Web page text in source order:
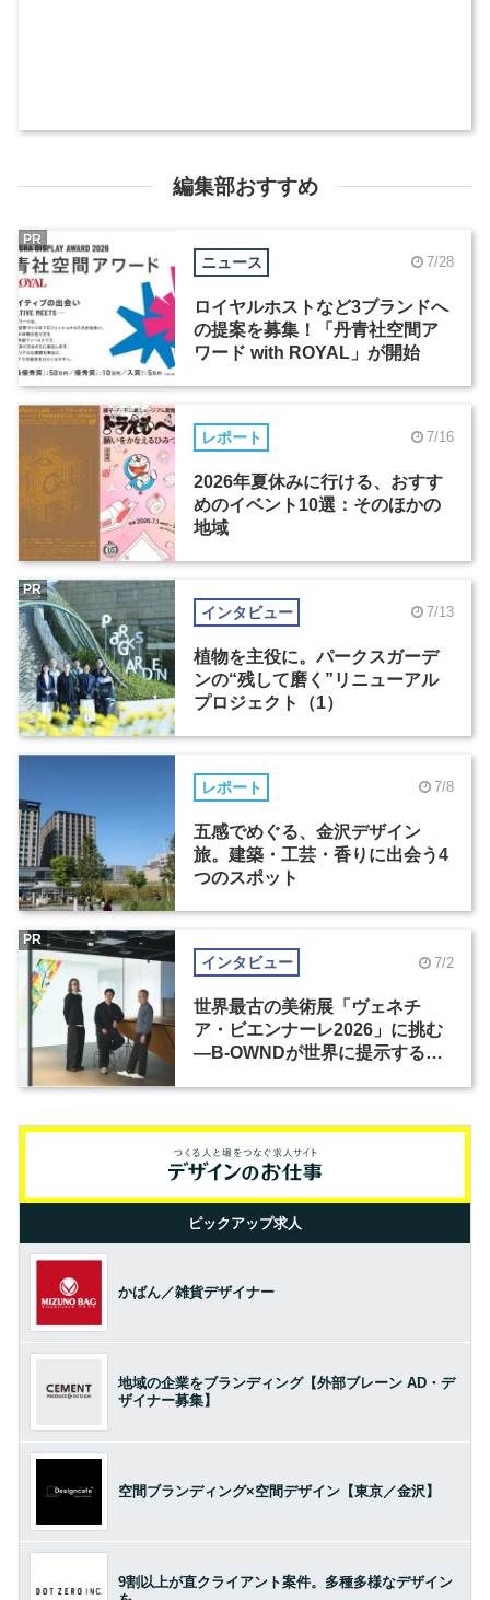
編集部おすすめ
ニュース 7/28
ロイヤルホストなど3ブランドへ
の提案を募集！「丹青社空間ア
ワード with ROYAL」が開始
PR
レポート 7/16
2026年夏休みに行ける、おすす
めのイベント10選：そのほかの
地域
インタビュー 7/13
植物を主役に。パークスガーデ
ンの“残して磨く”リニューアル
プロジェクト（1）
PR
レポート 7/8
五感でめぐる、金沢デザイン
旅。建築・工芸・香りに出会う4
つのスポット
インタビュー 7/2
世界最古の美術展「ヴェネチ
ア・ビエンナーレ2026」に挑む
―B-OWNDが世界に提示する美
PR
ピックアップ求人
かばん／雑貨デザイナー
地域の企業をブランディング【外部ブレーン AD・デ
ザイナー募集】
空間ブランディング×空間デザイン【東京／金沢】
9割以上が直クライアント案件。多種多様なデザイン